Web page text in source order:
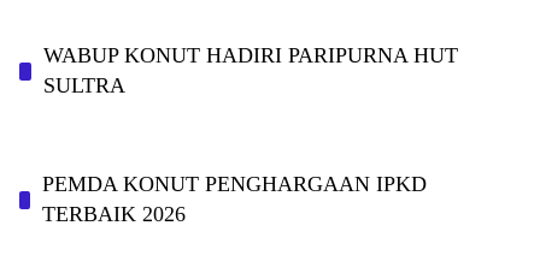
WABUP KONUT HADIRI PARIPURNA HUT
SULTRA
PEMDA KONUT PENGHARGAAN IPKD
TERBAIK 2026